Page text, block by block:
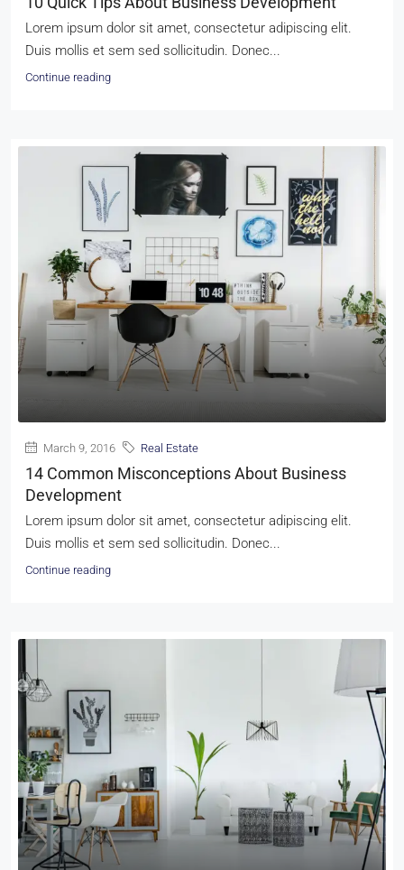
Lorem ipsum dolor sit amet, consectetur adipiscing elit.
Duis mollis et sem sed sollicitudin. Donec...
Continue reading
March 9, 2016 Real Estate
14 Common Misconceptions About Business
Development
Lorem ipsum dolor sit amet, consectetur adipiscing elit.
Duis mollis et sem sed sollicitudin. Donec...
Continue reading